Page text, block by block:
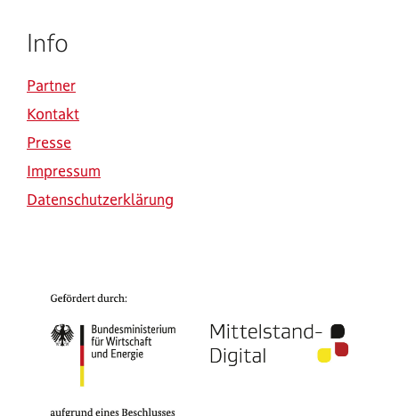
Info
Partner
Kontakt
Presse
Impressum
Datenschutzerklärung